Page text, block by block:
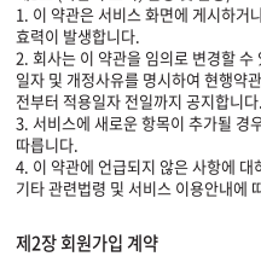
1. 이 약관은 서비스 화면에 게시하거
효력이 발생합니다.
2. 회사는 이 약관을 임의로 변경할
일자 및 개정사유를 명시하여 현행약
전부터 적용일자 전일까지 공지합니다.
3. 서비스에 새로운 항목이 추가될 경
따릅니다.
4. 이 약관에 언급되지 않은 사항에
기타 관련법령 및 서비스 이용안내에
제2장 회원가입 계약